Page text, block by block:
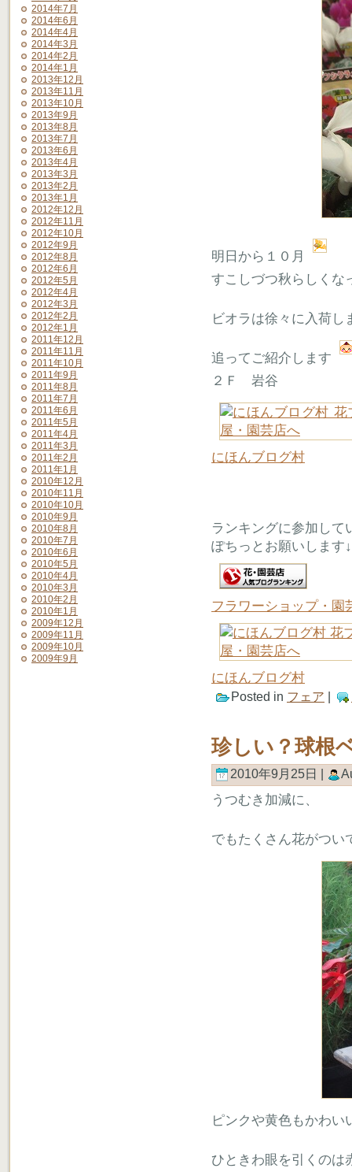
2014年7月
2014年6月
2014年4月
2014年3月
2014年2月
2014年1月
2013年12月
2013年11月
2013年10月
2013年9月
2013年8月
2013年7月
2013年6月
2013年4月
2013年3月
2013年2月
2013年1月
2012年12月
2012年11月
2012年10月
2012年9月
2012年8月
2012年6月
2012年5月
2012年4月
2012年3月
2012年2月
2012年1月
2011年12月
2011年11月
2011年10月
2011年9月
2011年8月
2011年7月
2011年6月
2011年5月
2011年4月
2011年3月
2011年2月
2011年1月
2010年12月
2010年11月
2010年10月
2010年9月
2010年8月
2010年7月
2010年6月
2010年5月
2010年4月
2010年3月
2010年2月
2010年1月
2009年12月
2009年11月
2009年10月
2009年9月
明日から１０月
すこしづつ秋らしくな
ビオラは徐々に入荷し
追ってご紹介します
２Ｆ 岩谷
にほんブログ村
ランキングに参加して
ぽちっとお願いします↓
フラワーショップ・園
にほんブログ村
Posted in フェア
珍しい？球根
2010年9月25日 |
うつむき加減に、
でもたくさん花がつい
ピンクや黄色もかわい
ひときわ眼を引くのは